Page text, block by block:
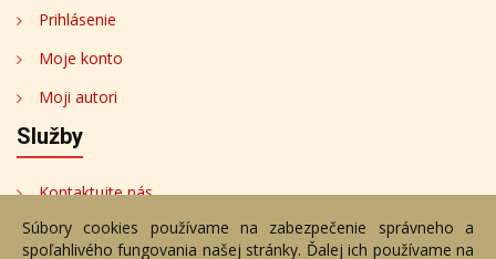
Prihlásenie
Moje konto
Moji autori
Služby
Kontaktujte nás
Bezplatné poradenstvo
Súbory cookies používame na zabezpečenie správneho a
spoľahlivého fungovania našej stránky. Ďalej ich používame na